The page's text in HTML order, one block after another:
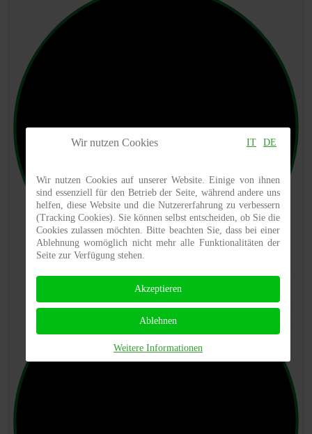
Wir nutzen Cookies IT DE
Wir nutzen Cookies auf unserer Website. Einige von ihnen
sind essenziell für den Betrieb der Seite, während andere uns
helfen, diese Website und die Nutzererfahrung zu verbessern
(Tracking Cookies). Sie können selbst entscheiden, ob Sie die
Cookies zulassen möchten. Bitte beachten Sie, dass bei einer
Ablehnung womöglich nicht mehr alle Funktionalitäten der
Seite zur Verfügung stehen.
Akzeptieren
Ablehnen
Weitere Informationen